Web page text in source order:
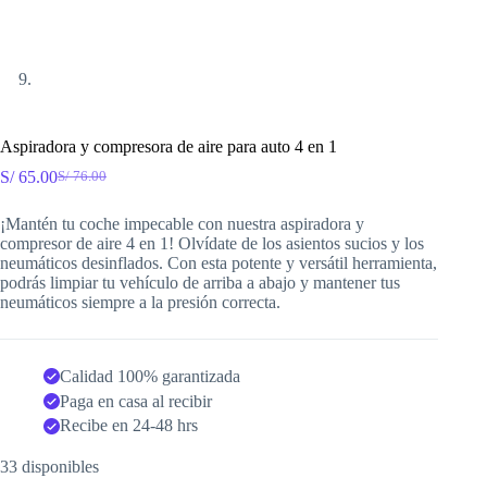
Aspiradora y compresora de aire para auto 4 en 1
S/76.00
El
original
era:
S/ 76.00.
S/65.00El
actual
es:
S/ 65.00.
¡Mantén tu coche impecable con nuestra aspiradora y
compresor de aire 4 en 1! Olvídate de los asientos sucios y los
neumáticos desinflados. Con esta potente y versátil herramienta,
podrás limpiar tu vehículo de arriba a abajo y mantener tus
neumáticos siempre a la presión correcta.
Calidad 100% garantizada
Paga en casa al recibir
Recibe en 24-48 hrs
33 disponibles